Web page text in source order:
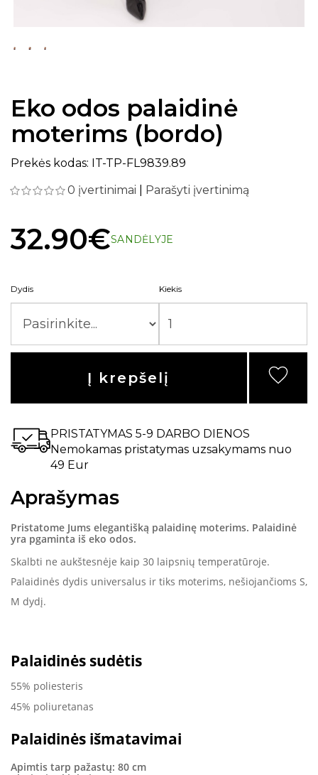
Eko odos palaidinė
moterims (bordo)
Prekės kodas: IT-TP-FL9839.89
0 įvertinimai
Parašyti įvertinimą
32.90€SANDĖLYJE
Dydis Kiekis
Į krepšelį
PRISTATYMAS 5-9 DARBO DIENOS
Nemokamas pristatymas uzsakymams nuo
49 Eur
Aprašymas
Pristatome Jums elegantišką palaidinę moterims. Palaidinė
yra pgaminta iš eko odos.
Skalbti ne aukštesnėje kaip 30 laipsnių temperatūroje.
Palaidinės dydis universalus ir tiks moterims, nešiojančioms S,
M dydį.
Palaidinės sudėtis
55% poliesteris
45% poliuretanas
Palaidinės išmatavimai
Apimtis tarp pažastų: 80 cm